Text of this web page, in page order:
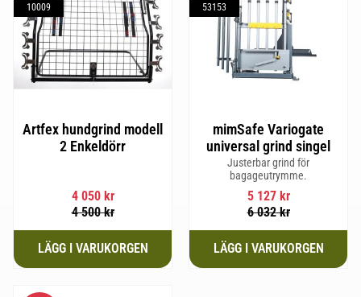
Artfex hundgrind modell
2 Enkeldörr
4 050kr
4 500kr
10009
mimSafe Variogate
universal grind singel
Justerbar grind för
bagageutrymme.
5 127kr
6 032kr
53153